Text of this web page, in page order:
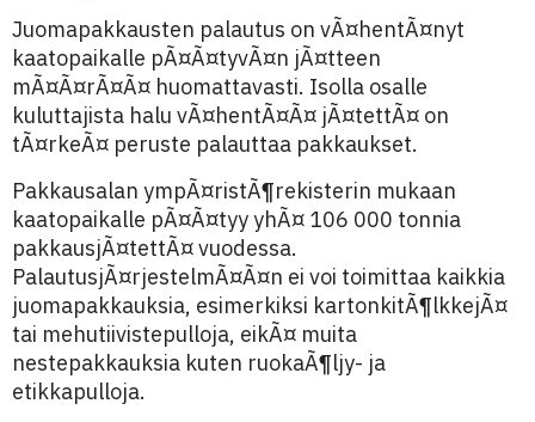
Juomapakkausten palautus on vÃ¤hentÃ¤nyt
kaatopaikalle pÃ¤Ã¤tyvÃ¤n jÃ¤tteen
mÃ¤Ã¤rÃ¤Ã¤ huomattavasti. Isolla osalle
kuluttajista halu vÃ¤hentÃ¤Ã¤ jÃ¤tettÃ¤ on
tÃ¤rkeÃ¤ peruste palauttaa pakkaukset.
Pakkausalan ympÃ¤ristÃ¶rekisterin mukaan
kaatopaikalle pÃ¤Ã¤tyy yhÃ¤ 106 000 tonnia
pakkausjÃ¤tettÃ¤ vuodessa.
PalautusjÃ¤rjestelmÃ¤Ã¤n ei voi toimittaa kaikkia
juomapakkauksia, esimerkiksi kartonkitÃ¶lkkejÃ¤
tai mehutiivistepulloja, eikÃ¤ muita
nestepakkauksia kuten ruokaÃ¶ljy- ja
etikkapulloja.